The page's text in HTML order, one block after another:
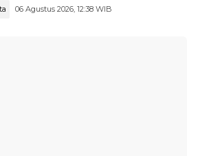
06 Agustus 2026, 12:38 WIB